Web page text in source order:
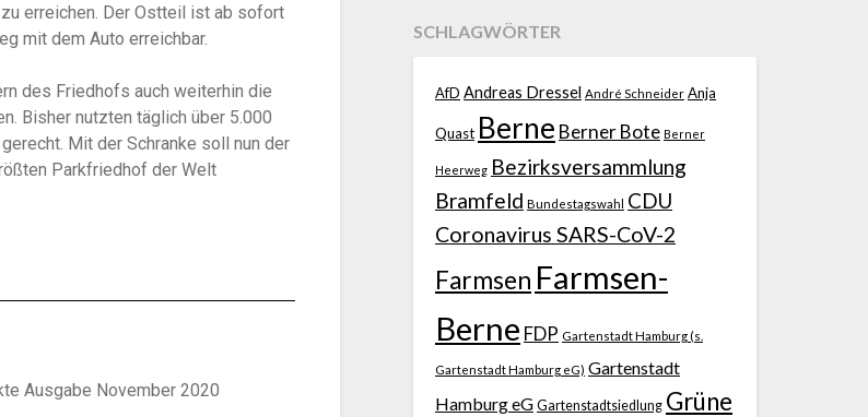
erreichen. Der Ostteil ist ab sofort
mit dem Auto erreichbar.
des Friedhofs auch weiterhin die
Bisher nutzten täglich über 5.000
Mit der Schranke soll nun der
Parkfriedhof der Welt
Ausgabe November 2020
SCHLAGWÖRTER
AfD Andreas Dressel André Schneider Anja
Quast Berne Berner Bote Berner
Heerweg Bezirksversammlung
Bramfeld Bundestagswahl CDU
Coronavirus SARS-CoV-2
Farmsen Farmsen-
Berne FDP Gartenstadt Hamburg (s.
Gartenstadt Hamburg eG) Gartenstadt
Hamburg eG Gartenstadtsiedlung Grüne